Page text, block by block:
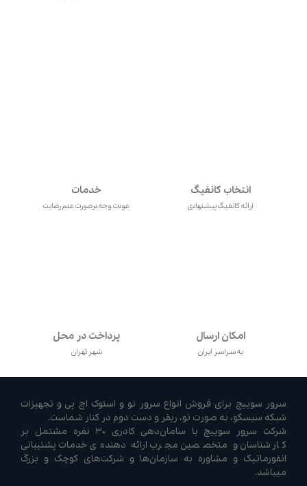
انتخاب کانفیگ
ارائه کانفیگ پیشنهادی
خدمات
عودت وجه درصورت عدم رضایت
امکان ارسال
به سراسر ایران
پرداخت در محل
شهر تهران
سرور سوییچ برای فروش انواع سرور نو و استوک اچ پی و تجهیزات
شبکه سیسکو، به صورت نو، ریفر و دست دوم در کنار شماست.
شرکت سرور سوییچ با سامان‌دهی کادری ۳۰ نفره مشتمل بر
کارشناسان و متخصصین مجرب ارائه دهنده‌ی خدمات پشتیبانی
انفورماتیک و مشاوره به سازمان‌ها و شرکت‌های کوچک و بزرگ
میباشد.